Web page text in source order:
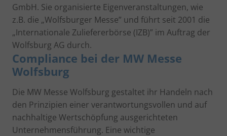
GmbH. Sie organisierte Eigenveranstaltungen, wie
z.B. die „Wolfsburger Messe” und führt seit 2001 die
„Internationale Zuliefererbörse (IZB)” im Auftrag der
Wolfsburg AG durch.
Compliance bei der MW Messe
Wolfsburg
Die MW Messe Wolfsburg gestaltet ihr Handeln nach
den Prinzipien einer verantwortungsvollen und auf
nachhaltige Wertschöpfung ausgerichteten
Unternehmensführung. Eine wichtige